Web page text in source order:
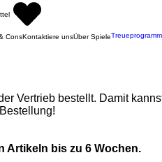
ConsKontaktiere unsÜber SpieleTreueprogramm
Vertrieb bestellt. Damit
Artikeln bis zu 6 Wochen.